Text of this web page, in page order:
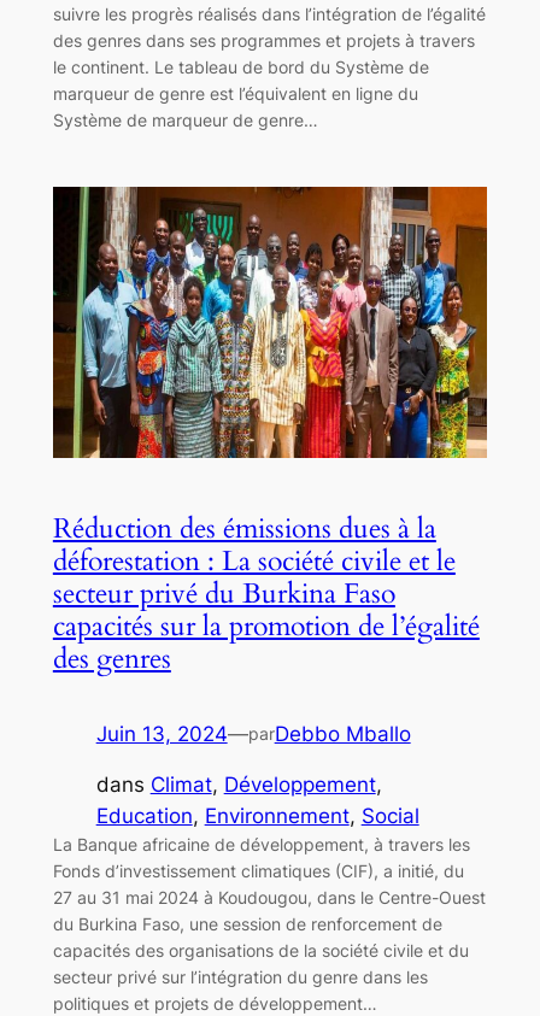
suivre les progrès réalisés dans l’intégration de l’égalité
des genres dans ses programmes et projets à travers
le continent. Le tableau de bord du Système de
marqueur de genre est l’équivalent en ligne du
Système de marqueur de genre…
Réduction des émissions dues à la
déforestation : La société civile et le
secteur privé du Burkina Faso
capacités sur la promotion de l’égalité
des genres
Juin 13, 2024—parDebbo Mballo
dans Climat, Développement
Education, Environnement, Social
La Banque africaine de développement, à travers les
Fonds d’investissement climatiques (CIF), a initié, du
27 au 31 mai 2024 à Koudougou, dans le Centre-Ouest
du Burkina Faso, une session de renforcement de
capacités des organisations de la société civile et du
secteur privé sur l’intégration du genre dans les
politiques et projets de développement…